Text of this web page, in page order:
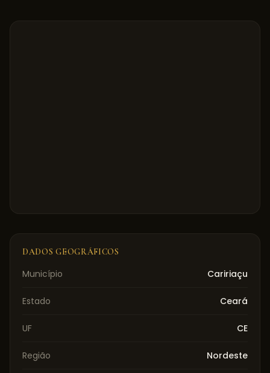
DADOS GEOGRÁFICOS
Município Caririaçu
Estado Ceará
UF CE
Região Nordeste